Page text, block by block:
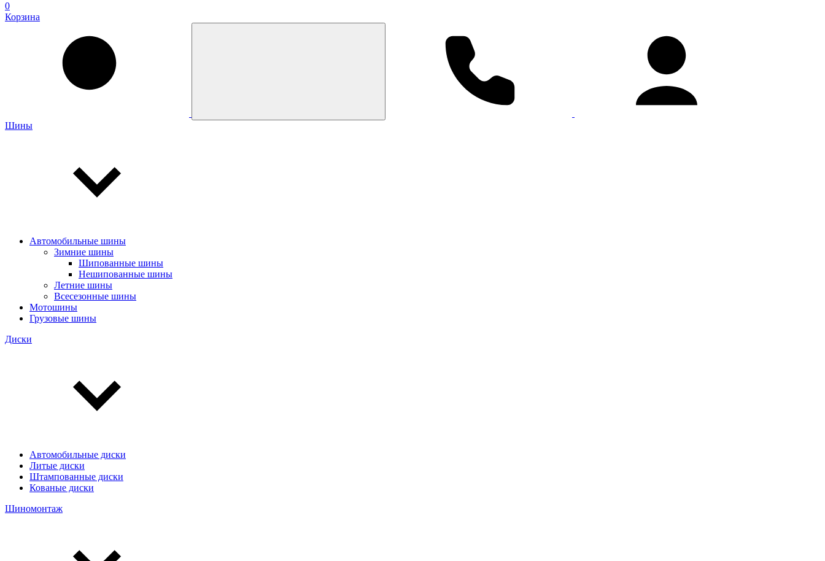
0
Корзина
Шины
Автомобильные шины
Зимние шины
Шипованные шины
Нешипованные шины
Летние шины
Всесезонные шины
Мотошины
Грузовые шины
Диски
Автомобильные диски
Литые диски
Штампованные диски
Кованые диски
Шиномонтаж